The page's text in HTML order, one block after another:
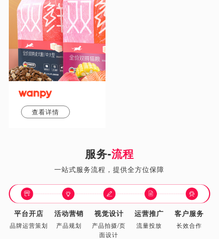
查看详情
服务-流程
一站式服务流程，提供全方位保障
平台开店
品牌运营策划
活动营销
产品规划
视觉设计
产品拍摄/页
面设计
运营推广
流量投放
客户服务
长效合作